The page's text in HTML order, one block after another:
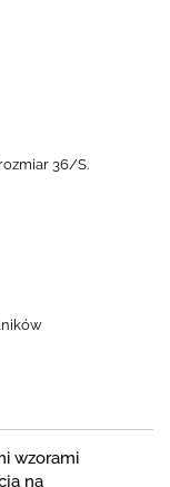
36/S.
wzorami
na